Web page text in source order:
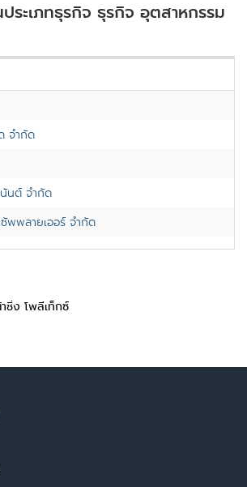
ระเภทธุรกิจ ธุรกิจ อุตสาหกรรม
จำกัด
นต์ จำกัด
พพลายเออร์ จำกัด
ชิ่ง โพลีเท็กซ์